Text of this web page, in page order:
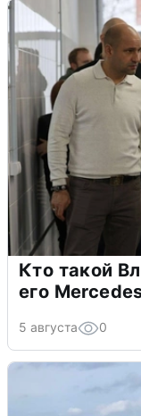
Кто такой
его
5 августа 0